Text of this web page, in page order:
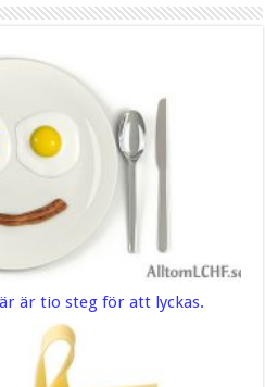
är tio steg för att lyckas.